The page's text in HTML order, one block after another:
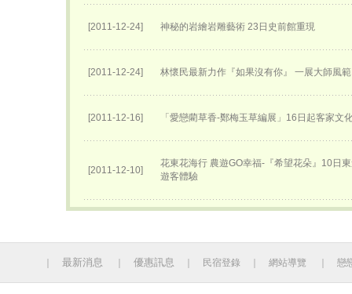
[2011-12-24] 神秘的岩繪岩雕藝術 23日史前館重現
[2011-12-24] 林懷民最新力作『如果沒有你』 一展大師風
[2011-12-16] 「愛戀藺草香-鄭梅玉草編展」16日起客家文
[2011-12-10]
花東花海行 農遊GO幸福-『希望花朵』10日
遊客體驗
最新消息 優惠訊息 民宿登錄 網站導覽 戀